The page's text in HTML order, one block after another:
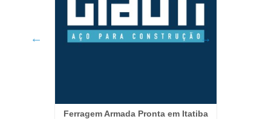
Ferragem Armada Pronta em Itatiba